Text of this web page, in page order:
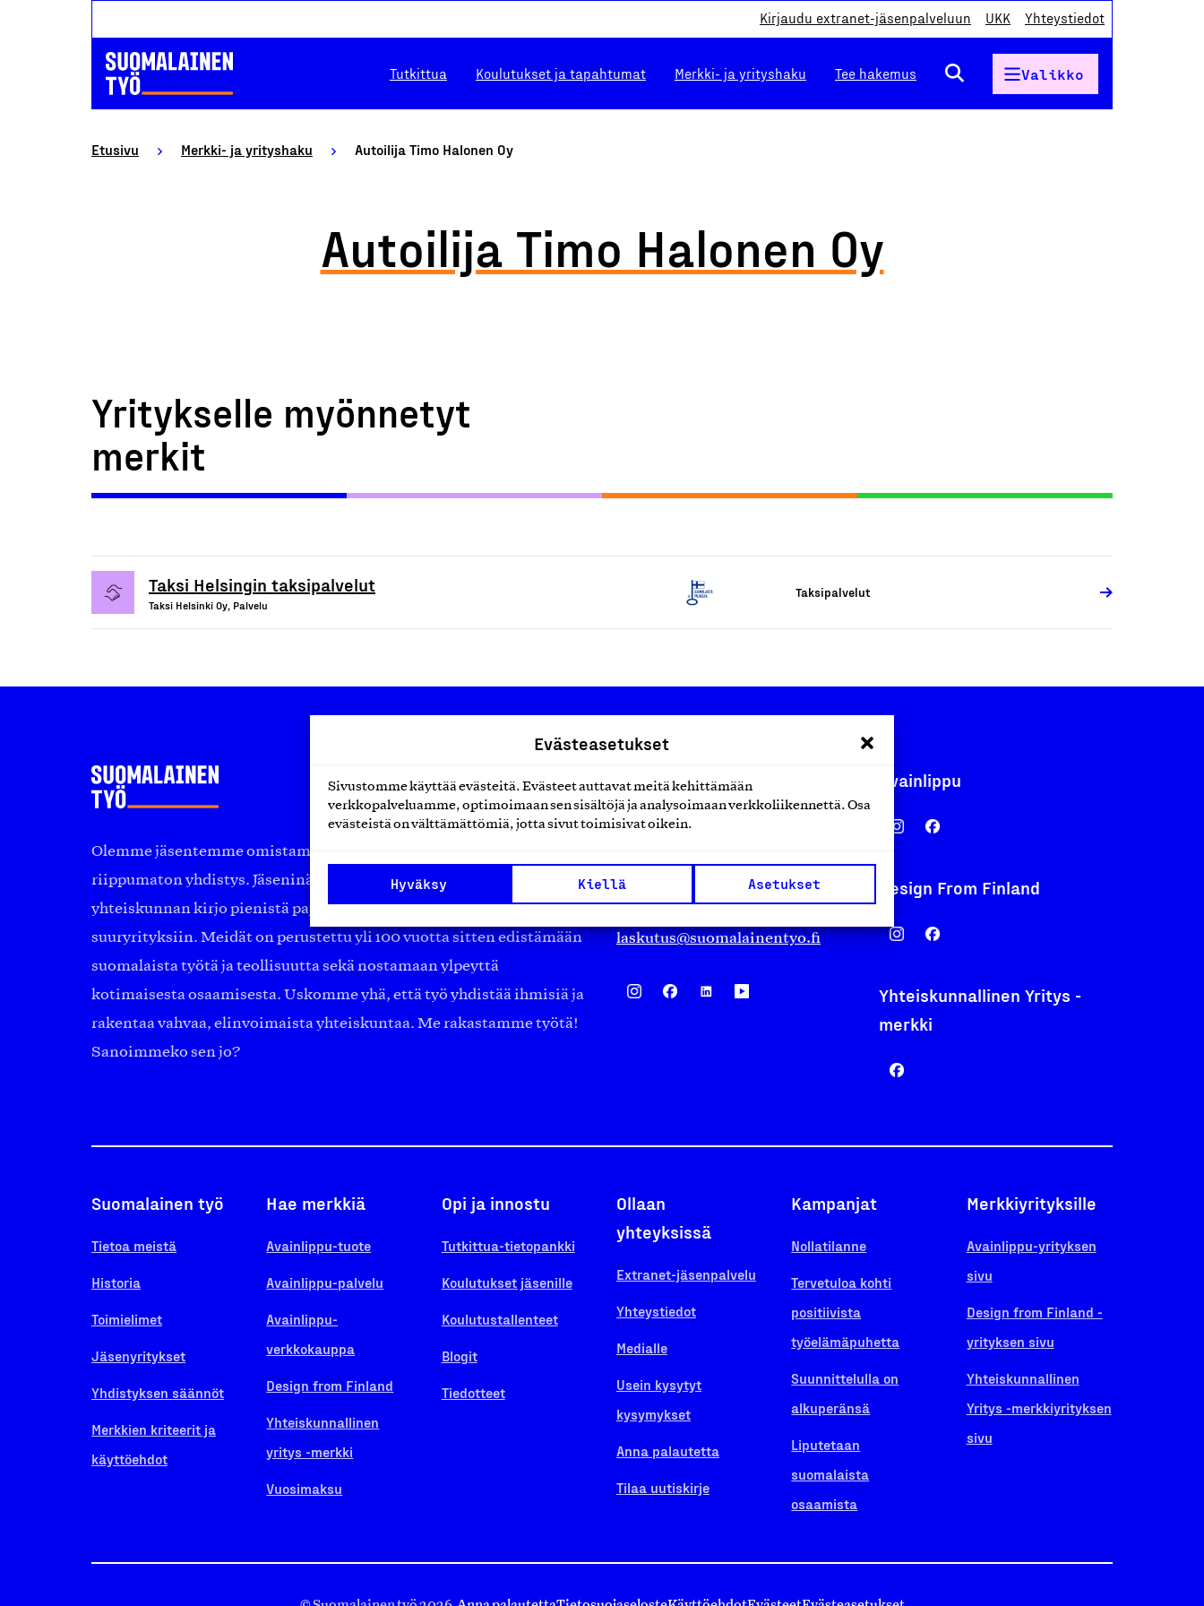
Evästeasetukset
Sivustomme käyttää evästeitä. Evästeet auttavat meitä kehittämään
verkkopalveluamme, optimoimaan sen sisältöjä ja analysoimaan verkkoliikennettä. Osa
evästeistä on välttämättömiä, jotta sivut toimisivat oikein.
Hyväksy Kiellä Asetukset
Kirjaudu extranet-jäsenpalveluun UKK Yhteystiedot
Tutkittua Koulutukset ja tapahtumat Merkki- ja yrityshaku Tee hakemus Valikko
Etusivu Merkki- ja yrityshaku Autoilija Timo Halonen Oy
Autoilija Timo Halonen Oy
Yritykselle myönnetyt
merkit
Taksi Helsingin taksipalvelut
Taksi Helsinki Oy, Palvelu
Taksipalvelut
Olemme jäsentemme omistama puolueeton, työmarkkinajärjestöistä
riippumaton yhdistys. Jäseninämme on koko suomalaisen
yhteiskunnan kirjo pienistä pajoista ja yhteisöistä kansainvälisiin
suuryrityksiin. Meidät on perustettu yli 100 vuotta sitten edistämään
suomalaista työtä ja teollisuutta sekä nostamaan ylpeyttä
kotimaisesta osaamisesta. Uskomme yhä, että työ yhdistää ihmisiä ja
rakentaa vahvaa, elinvoimaista yhteiskuntaa. Me rakastamme työtä!
Sanoimmeko sen jo?
Suomalainen työ ry
Eteläranta 14,
Finland
asiakaspalvelu@suomalainentyo.fi
laskutus@suomalainentyo.fi
Avainlippu
Design From Finland
Yhteiskunnallinen Yritys -
merkki
Suomalainen työ
Tietoa meistä
Historia
Toimielimet
Jäsenyritykset
Yhdistyksen säännöt
Merkkien kriteerit ja
käyttöehdot
Hae merkkiä
Avainlippu-tuote
Avainlippu-palvelu
Avainlippu-
verkkokauppa
Design from Finland
Yhteiskunnallinen
yritys -merkki
Vuosimaksu
Opi ja innostu
Tutkittua-tietopankki
Koulutukset jäsenille
Koulutustallenteet
Blogit
Tiedotteet
Ollaan
yhteyksissä
Extranet-jäsenpalvelu
Yhteystiedot
Medialle
Usein kysytyt
kysymykset
Anna palautetta
Tilaa uutiskirje
Kampanjat
Nollatilanne
Tervetuloa kohti
positiivista
työelämäpuhetta
Suunnittelulla on
alkuperänsä
Liputetaan
suomalaista
osaamista
Merkkiyrityksille
Avainlippu-yrityksen
sivu
Design from Finland -
yrityksen sivu
Yhteiskunnallinen
Yritys -merkkiyrityksen
sivu